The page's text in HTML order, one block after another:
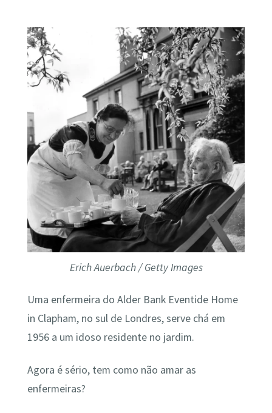
Erich Auerbach / Getty Images
Uma enfermeira do Alder Bank Eventide Home
in Clapham, no sul de Londres, serve chá em
1956 a um idoso residente no jardim.
Agora é sério, tem como não amar as
enfermeiras?